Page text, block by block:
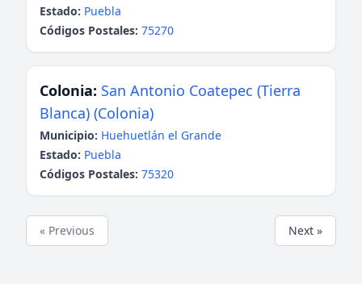
Estado: Puebla
Códigos Postales: 75270
Colonia: San Antonio Coatepec (Tierra
Blanca) (Colonia)
Municipio: Huehuetlán el Grande
Estado: Puebla
Códigos Postales: 75320
« Previous Next »